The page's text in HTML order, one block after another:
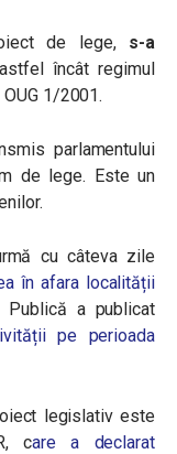
de lege,s-a
încât regimul
1/2001.
parlamentului
de lege. Este un
cu câteva zile
în afara localității
Publică a publicat
pe perioada
legislativ este
care a declarat